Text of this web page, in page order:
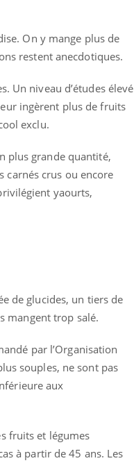
On y mange plus de
restent anecdotiques.
Un niveau d’études élevé
ingèrent plus de fruits
exclu.
plus grande quantité,
carnés crus ou encore
yaourts,
de glucides, un tiers de
mangent trop salé.
par l’Organisation
souples, ne sont pas
aux
fruits et légumes
à partir de 45 ans. Les